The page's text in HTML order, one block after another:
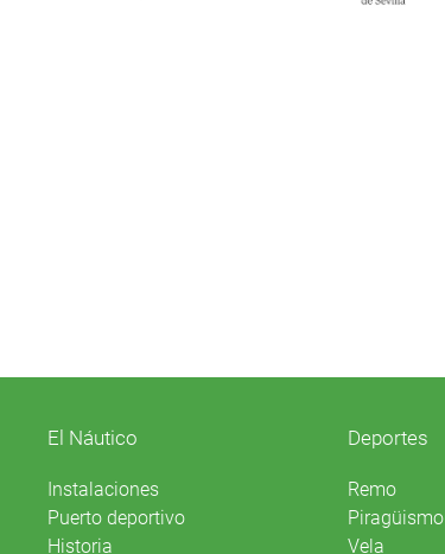
El Náutico
Instalaciones
Puerto deportivo
Historia
Deportes
Remo
Piragüismo
Vela